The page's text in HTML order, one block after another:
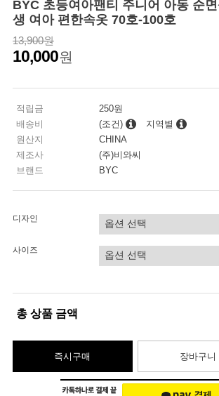
BYC 초등여아팬티 주니어 아동 순
생 여아 편한속옷 70호-100호
13,900원
10,000원
적립금
250원
배송비
(조건)
지역별
원산지
CHINA
제조사
(주)비와씨
브랜드
BYC
디자인
사이즈
총 상품 금액
즉시구매 장바구니